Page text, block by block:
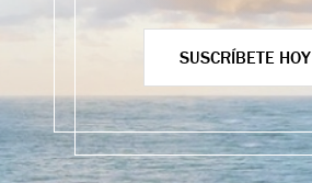
SUSCRÍBETE HOY